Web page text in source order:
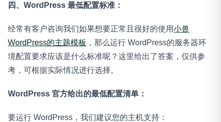
四、WordPress 最低配置标准：
经常有客户咨询我们如果想要正常且很好的使用小兽
WordPress的主题模板 ，那么运行 WordPress的服务器环
境配置要求应该是什么标准呢？这里给出了答案，仅供参
考，可根据实际情况进行选择。
WordPress 官方给出的最低配置清单：
要运行 WordPress，我们建议您的主机支持：